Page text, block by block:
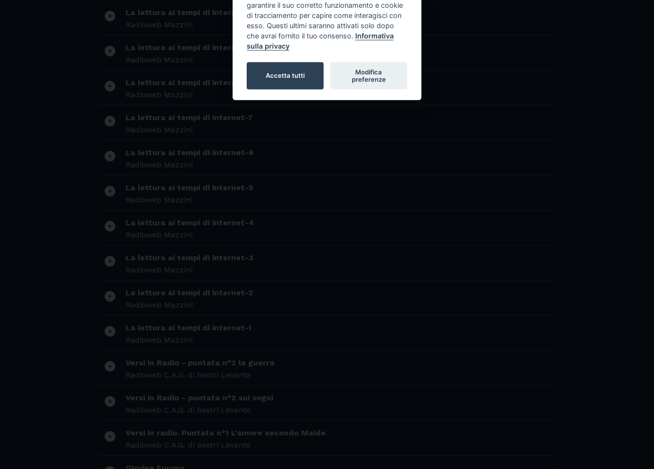
play_circle_filled
La lettura ai tempi di internet-11
Radioweb Mazzini
play_circle_filled
La lettura ai tempi di internet-10
Radioweb Mazzini
play_circle_filled
La lettura ai tempi di internet-9
Radioweb Mazzini
play_circle_filled
La lettura ai tempi di internet-7
Radioweb Mazzini
play_circle_filled
La lettura ai tempi di internet-6
Radioweb Mazzini
play_circle_filled
La lettura ai tempi di internet-5
Radioweb Mazzini
play_circle_filled
La lettura ai tempi di internet-4
Radioweb Mazzini
play_circle_filled
La lettura ai tempi di internet-3
Radioweb Mazzini
play_circle_filled
La lettura ai tempi di internet-2
Radioweb Mazzini
play_circle_filled
La lettura ai tempi di internet-1
Radioweb Mazzini
play_circle_filled
Versi in Radio - puntata n°3 la guerra
Radioweb C.A.G. di Sestri Levante
play_circle_filled
Versi in Radio - puntata n°2 sui sogni
Radioweb C.A.G. di Sestri Levante
play_circle_filled
Versi in radio. Puntata n°1 L'amore secondo Maide
Radioweb C.A.G. di Sestri Levante
garantire il suo corretto funzionamento e cookie
di tracciamento per capire come interagisci con
esso. Questi ultimi saranno attivati solo dopo
che avrai fornito il tuo consenso. Informativa
sulla privacy
Accetta tutti
Modifica
preferenze